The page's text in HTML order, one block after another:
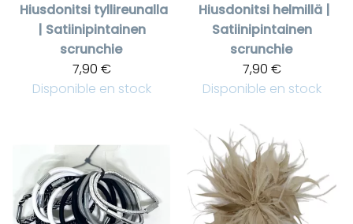
Hiusdonitsi tyllireunalla
| Satiinipintainen
scrunchie
7,90 €
Disponible en stock
Hiusdonitsi helmillä |
Satiinipintainen
scrunchie
7,90 €
Disponible en stock